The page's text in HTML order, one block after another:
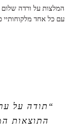
המלצות על ורדה שלום
עם כל אחד מלקוחותיי
“תודה על
התוצאות